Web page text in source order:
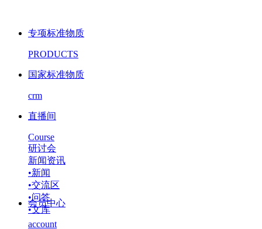
专项标准物质
PRODUCTS
国家标准物质
crm
直播间
Course
研讨会
新闻资讯
•新闻
•交流区
•问答
•文库
会员中心
account